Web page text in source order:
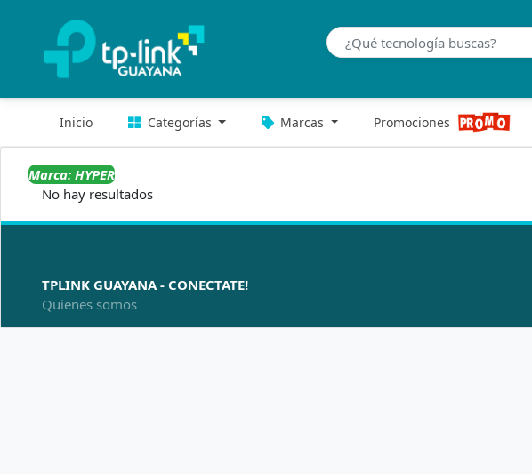
Inicio Categorías Marcas Promociones
Marca: HYPER
No hay resultados
TPLINK GUAYANA - CONECTATE!
Quienes somos